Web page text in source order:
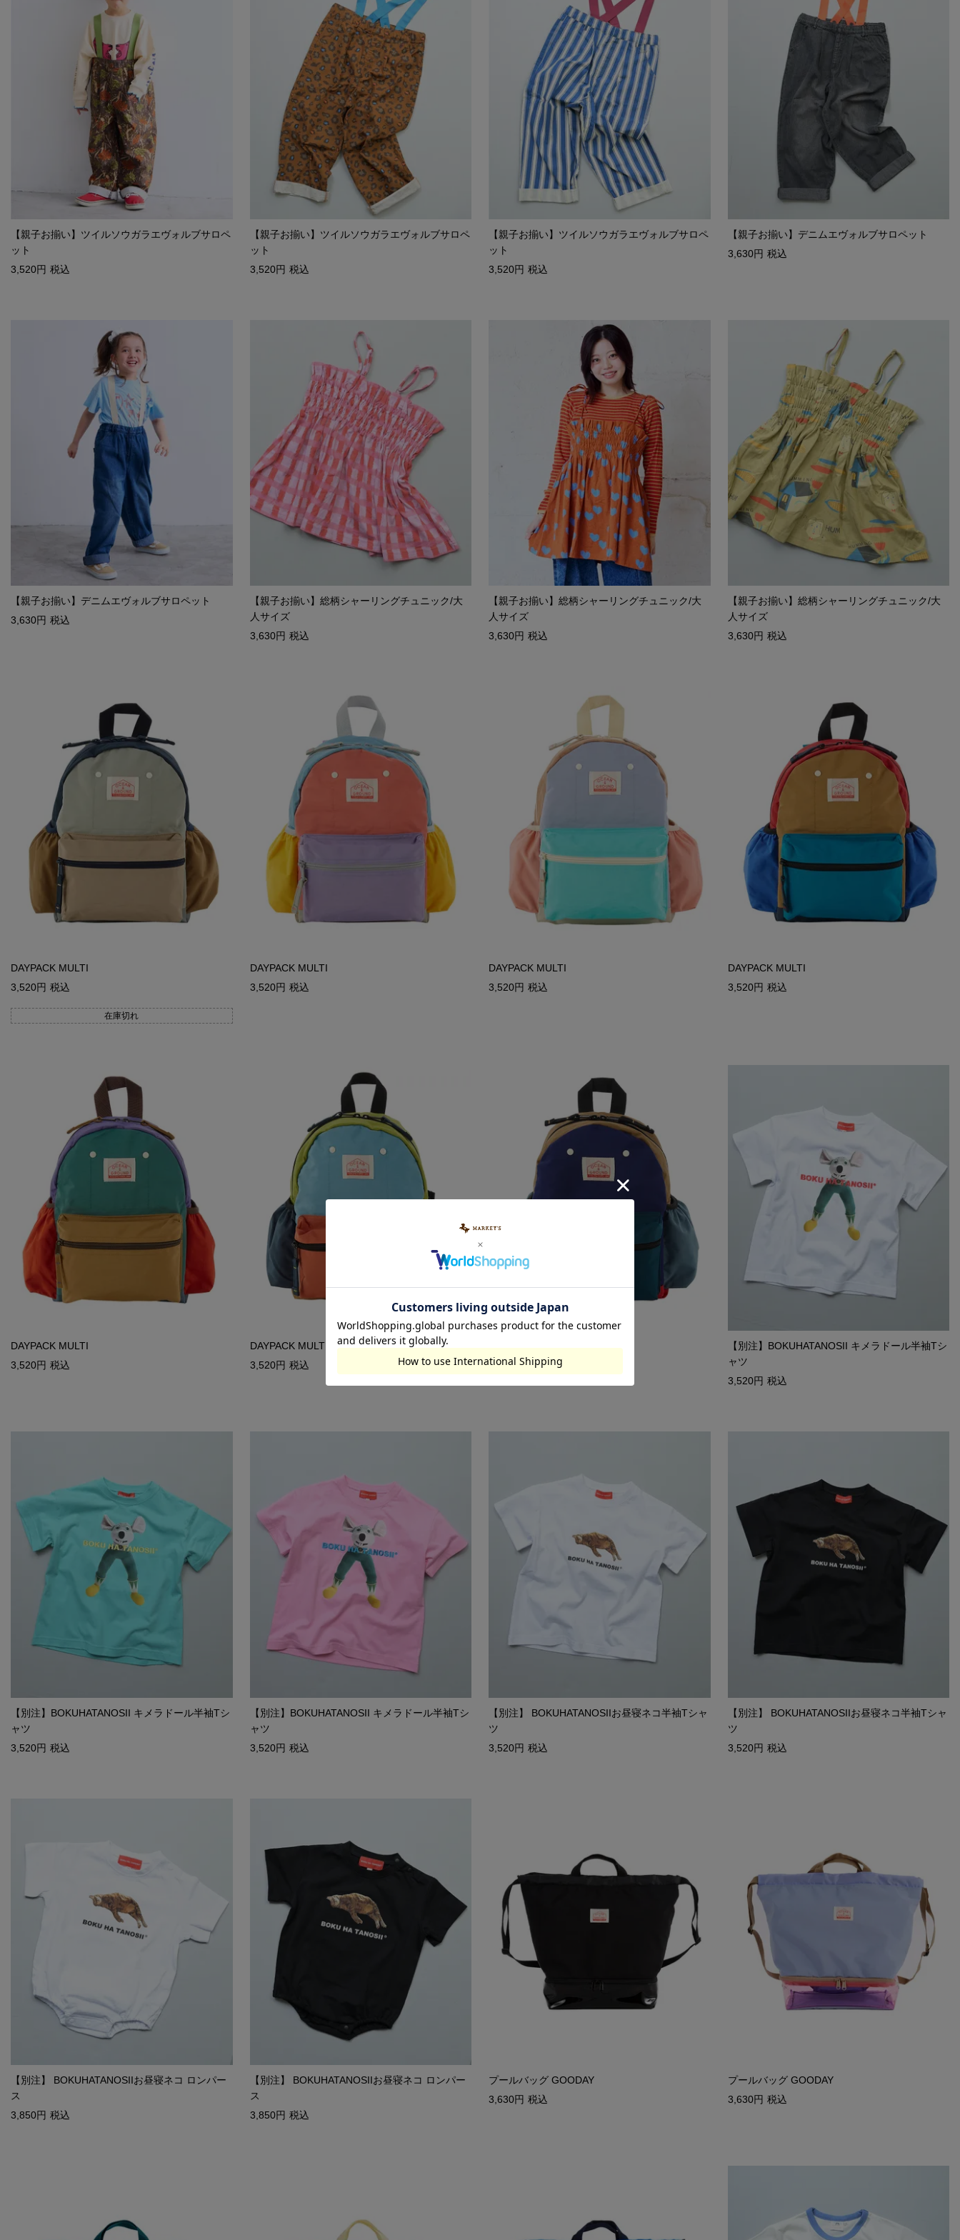
【親子お揃い】ツイルソウガラエヴォルブサロペ
ット
3,520
税込
【親子お揃い】ツイルソウガラエヴォルブサロペ
ット
3,520
税込
【親子お揃い】ツイルソウガラエヴォルブサロペ
ット
3,520
税込
【親子お揃い】デニムエヴォルブサロペット
3,630
税込
【親子お揃い】デニムエヴォルブサロペット
3,630
税込
【親子お揃い】総柄シャーリングチュニック/大
人サイズ
3,630
税込
【親子お揃い】総柄シャーリングチュニック/大
人サイズ
3,630
税込
【親子お揃い】総柄シャーリングチュニック/大
人サイズ
3,630
税込
DAYPACK MULTI
3,520
税込
在庫切れ
DAYPACK MULTI
3,520
税込
DAYPACK MULTI
3,520
税込
DAYPACK MULTI
3,520
税込
DAYPACK MULTI
3,520
税込
DAYPACK MULTI
3,520
税込
DAYPACK MULTI
3,520
税込
【別注】BOKUHATANOSII キメラドール半袖Tシ
ャツ
3,520
税込
【別注】BOKUHATANOSII キメラドール半袖Tシ
ャツ
3,520
税込
【別注】BOKUHATANOSII キメラドール半袖Tシ
ャツ
3,520
税込
【別注】 BOKUHATANOSIIお昼寝ネコ半袖Tシャ
ツ
3,520
税込
【別注】 BOKUHATANOSIIお昼寝ネコ半袖Tシャ
ツ
3,520
税込
【別注】 BOKUHATANOSIIお昼寝ネコ ロンパー
ス
3,850
税込
【別注】 BOKUHATANOSIIお昼寝ネコ ロンパー
ス
3,850
税込
プールバッグ GOODAY
3,630
税込
プールバッグ GOODAY
3,630
税込